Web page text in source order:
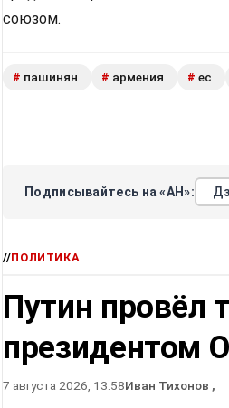
союзом.
# пашинян # армения # ес
Подписывайтесь на «АН»:
//ПОЛИТИКА
Путин провёл
президентом
7 августа 2026, 13:58Иван Тихонов ,